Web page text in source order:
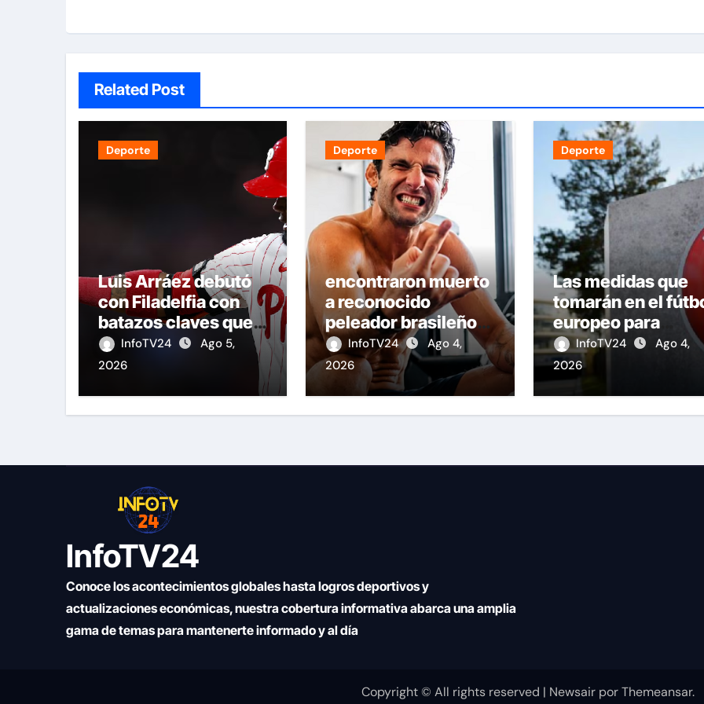
Related Post
Deporte
Luis Arráez debutó
con Filadelfia con
batazos claves que
dieron la victoria
ante Nacionales
InfoTV24
Ago 5,
2026
Deporte
encontraron muerto
a reconocido
peleador brasileño
de 34 años
InfoTV24
Ago 4,
2026
Deporte
Las medidas que
tomarán en el
europeo para
erradicar las
demoras
InfoTV24
Ago 4,
2026
InfoTV24
Conoce los acontecimientos globales hasta logros deportivos y
actualizaciones económicas, nuestra cobertura informativa abarca una amplia
gama de temas para mantenerte informado y al día
Copyright © All rights reserved | Newsair porThemeansar.